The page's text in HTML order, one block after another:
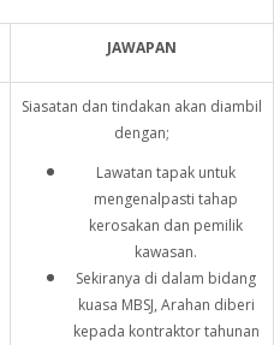
JAWAPAN
Siasatan dan tindakan akan diambil
dengan;
Lawatan tapak untuk
mengenalpasti tahap
kerosakan dan pemilik
kawasan.
Sekiranya di dalam bidang
kuasa MBSJ, Arahan diberi
kepada kontraktor tahunan